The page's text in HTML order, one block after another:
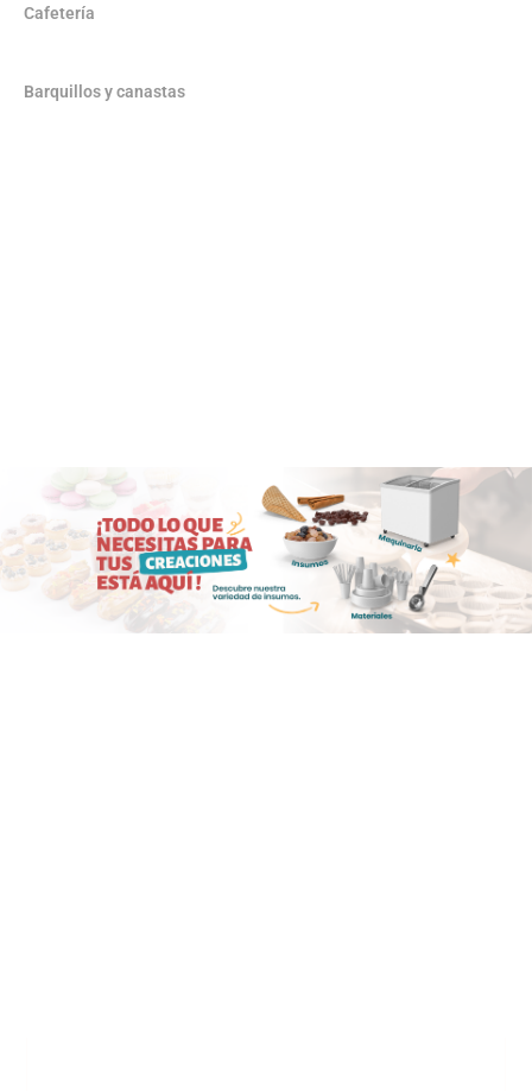
Cafetería
Barquillos y canastas